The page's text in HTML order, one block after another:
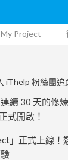
My Project
iThelp 粉絲團追
續 30 天的修
式開啟！
」正式上線！